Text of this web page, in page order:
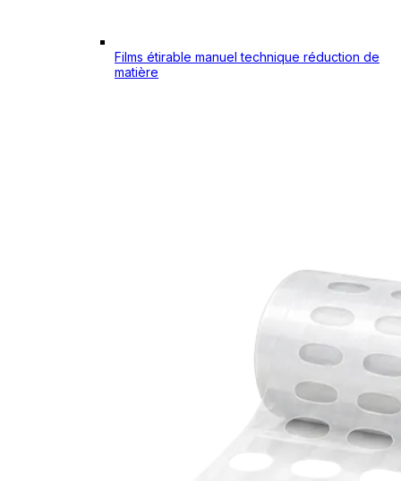
Films étirable manuel technique réduction de
matière